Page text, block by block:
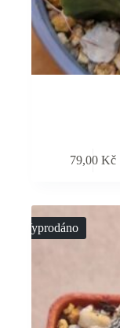
79,00Kč
Vyprodáno